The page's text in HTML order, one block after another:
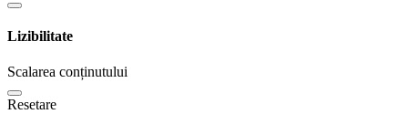
Lizibilitate
Scalarea conținutului
Resetare